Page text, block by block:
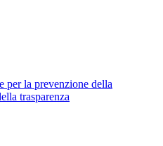
per la prevenzione della
trasparenza